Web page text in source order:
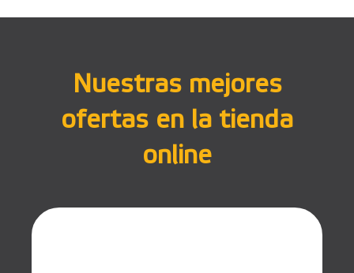
Nuestras mejores
ofertas en la tienda
online